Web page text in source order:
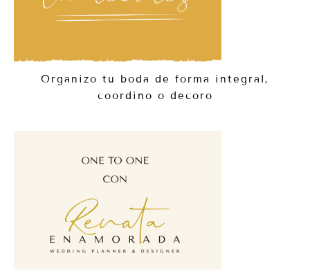
Organizo tu boda de forma integral,
coordino o decoro